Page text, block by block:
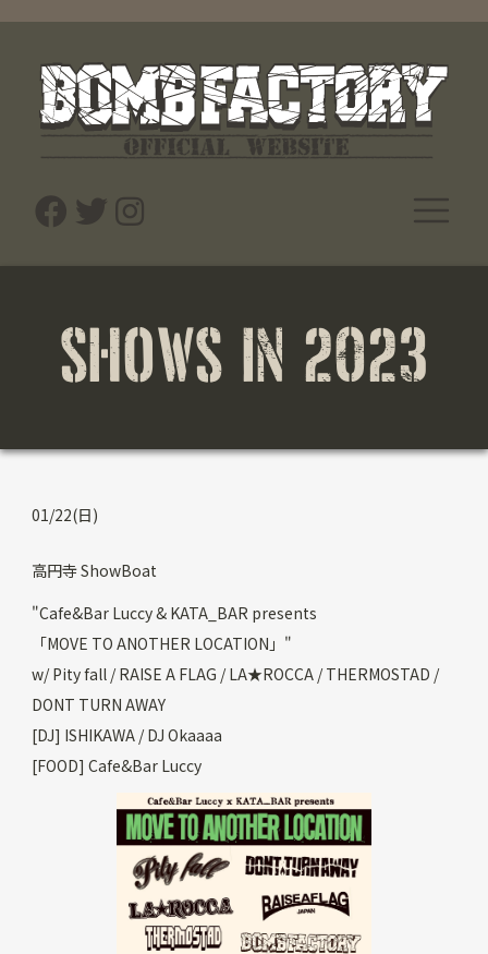
SHOWS IN 2023
01/22(日)
高円寺 ShowBoat
"Cafe&Bar Luccy & KATA_BAR presents
「MOVE TO ANOTHER LOCATION」"
w/ Pity fall / RAISE A FLAG / LA★ROCCA / THERMOSTAD /
DONT TURN AWAY
[DJ] ISHIKAWA / DJ Okaaaa
[FOOD] Cafe&Bar Luccy